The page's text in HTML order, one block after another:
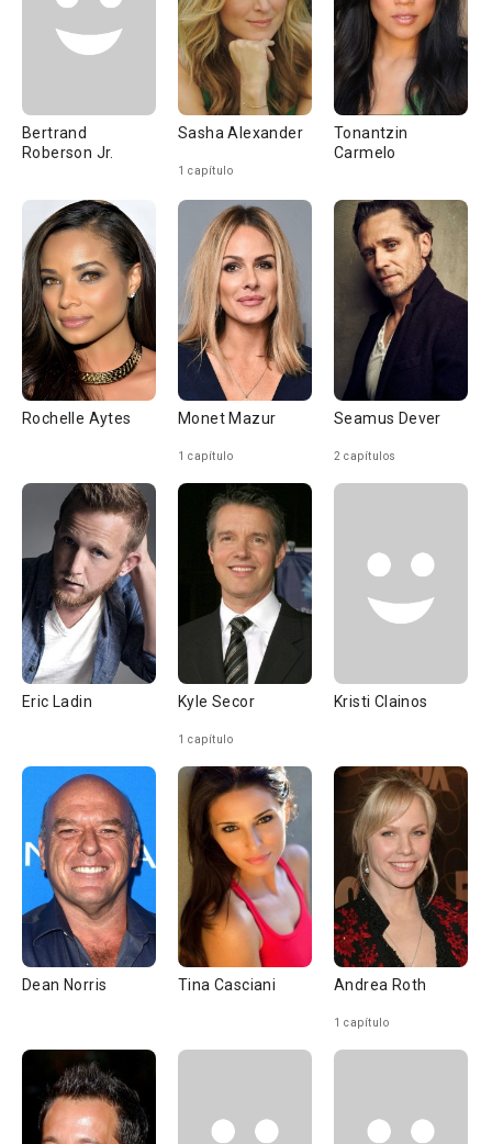
Bertrand
Roberson Jr.
Sasha Alexander
1 capítulo
Tonantzin
Carmelo
Rochelle Aytes Monet Mazur
1 capítulo
Seamus Dever
2 capítulos
Eric Ladin Kyle Secor
1 capítulo
Kristi Clainos
Dean Norris Tina Casciani Andrea Roth
1 capítulo